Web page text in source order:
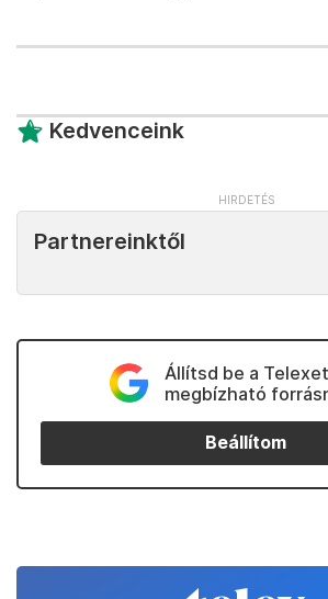
Kedvenceink
Partnereinktől
Állítsd be a Telexet
megbízható
Beállítom